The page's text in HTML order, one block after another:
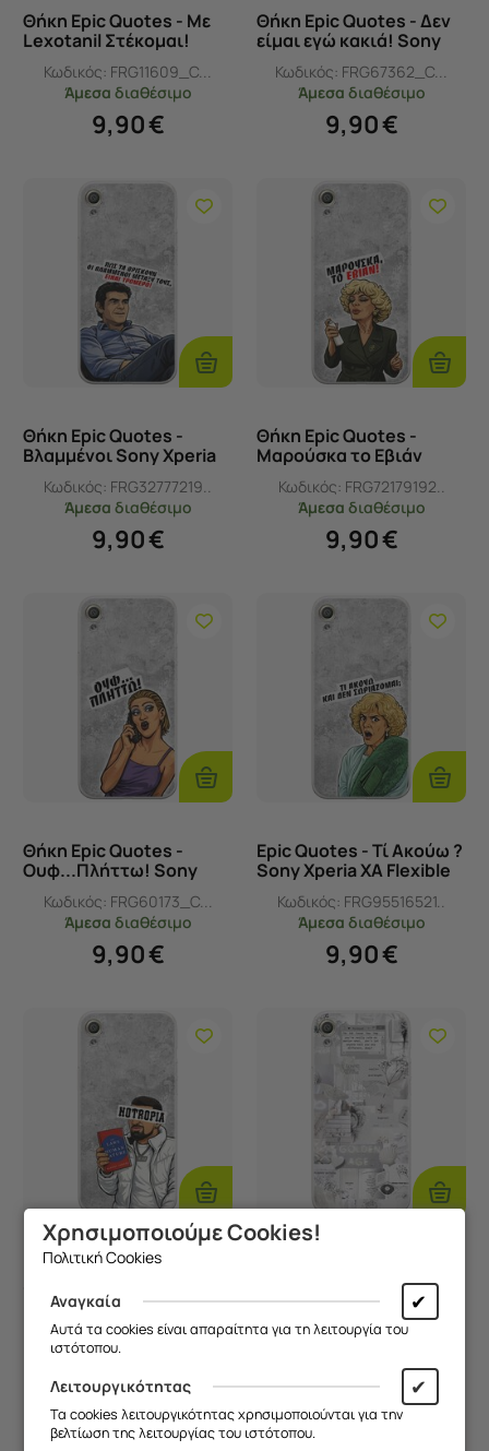
Θήκη Epic Quotes - Με
Lexotanil Στέκομαι!
Sony Xperia XA Flexible
TPU (Διάφανη Σιλικόνη)
Κωδικός: FRG11609_C...
Άμεσα διαθέσιμο
9,90€
Θήκη Epic Quotes - Δεν
είμαι εγώ κακιά! Sony
Xperia XA Flexible TPU
(Διάφανη Σιλικόνη)
Κωδικός: FRG67362_C...
Άμεσα διαθέσιμο
9,90€
Προσθήκη
Στο
Καλάθι
Θήκη Epic Quotes -
Βλαμμένοι Sony Xperia
XA Flexible TPU
(Διάφανη Σιλικόνη)
Κωδικός: FRG32777219..
Άμεσα διαθέσιμο
9,90€
Στο
Καλάθι
Θήκη Epic Quotes -
Μαρούσκα το Εβιάν
Sony Xperia XA Flexible
TPU (Διάφανη Σιλικόνη)
Κωδικός: FRG72179192..
Άμεσα διαθέσιμο
9,90€
Προσθήκη
Στο
Καλάθι
Θήκη Epic Quotes -
Ουφ...Πλήττω! Sony
Xperia XA Flexible TPU
(Διάφανη Σιλικόνη)
Κωδικός: FRG60173_C...
Άμεσα διαθέσιμο
9,90€
Στο
Καλάθι
Epic Quotes - Τί Ακούω ?
Sony Xperia XA Flexible
TPU (Διάφανη Σιλικόνη)
Κωδικός: FRG95516521..
Άμεσα διαθέσιμο
9,90€
Προσθήκη
Στο
Καλάθι
Epic Quotes - Notropia
TPU (Διάφανη Σιλικόνη)
Κωδικός:
Άμεσαδιαθέσιμο
Στο
Καλάθι
Xperia XA Flexible TPU
(Διάφανη Σιλικόνη)
FRG17725_C...
Άμεσαδιαθέσιμο
Χρησιμοποιούμε Cookies!
Πολιτική Cookies
Αναγκαία ✔
Αυτά τα cookies είναι απαραίτητα για τη λειτουργία του
ιστότοπου.
Λειτουργικότητας ✔
Τα cookies λειτουργικότητας χρησιμοποιούνται για την
βελτίωση της λειτουργίας του ιστότοπου.